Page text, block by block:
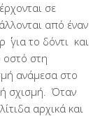
σε
από έναν
για το δόντι και
οστό στη
ανάμεσα στο
σχισμή. Όταν
αρχικά και